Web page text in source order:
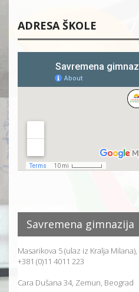
ADRESA ŠKOLE
Savremena gimnazija
Masarikova 5 (ulaz iz Kralja
+381 (0)11 4011 223
Cara Dušana 34, Zemun, Beograd